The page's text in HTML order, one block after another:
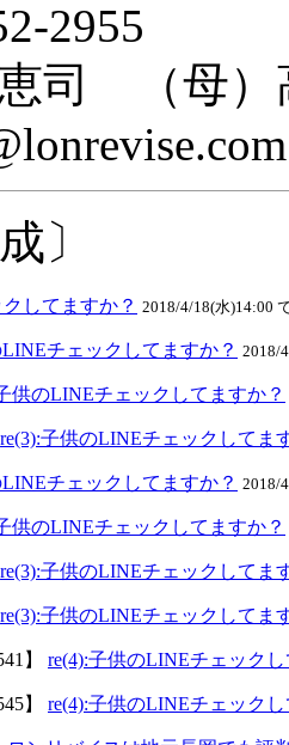
2955
恵司 （母）
〕
してますか？ 2018/4/18(水)14:00
チェックしてますか？ 2018/
供のLINEチェックしてますか？
re(3):子供のLINEチェックしてま
チェックしてますか？ 2018/
供のLINEチェックしてますか？
re(3):子供のLINEチェックしてま
re(3):子供のLINEチェックしてま
】 re(4):子供のLINEチェック
】 re(4):子供のLINEチェック